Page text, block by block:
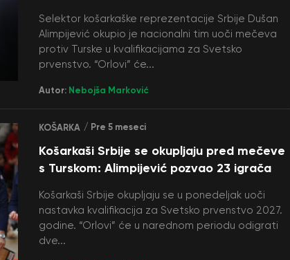
Selektor košarkaške reprezentacije Srbije Dušan
Alimpijević okupio je nacionalni tim uoči mečeva
protiv Turske u kvalifikacijama za Svetsko
prvenstvo. “Orlovi” će...
Autor: Nebojša Marković
KOŠARKA / Pre 5 meseci
Košarkaši Srbije se okupljaju pred mečeve
s Turskom: Alimpijević pozvao 23 igrača
Košarkaši Srbije okupljaju se u ponedeljak uoči
nastavka kvalifikacija za Svetsko prvenstvo 2027.
godine. “Orlovi” će u narednom periodu odigrati
dve...